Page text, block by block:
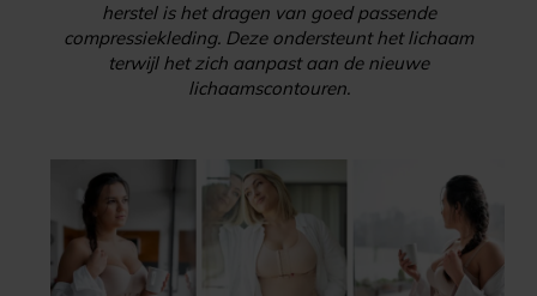
herstel is het dragen van goed passende
compressiekleding. Deze ondersteunt het lichaam
terwijl het zich aanpast aan de nieuwe
lichaamscontouren.